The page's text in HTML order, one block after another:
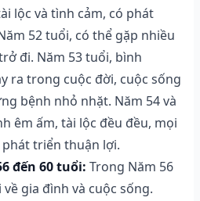
lộc và tình cảm, có phát
52 tuổi, có thể gặp nhiều
đi. Năm 53 tuổi, bình
ra trong cuộc đời, cuộc sống
bệnh nhỏ nhặt. Năm 54 và
êm ấm, tài lộc đều đều, mọi
triển thuận lợi.
đến 60 tuổi: Trong Năm 56
gia đình và cuộc sống.